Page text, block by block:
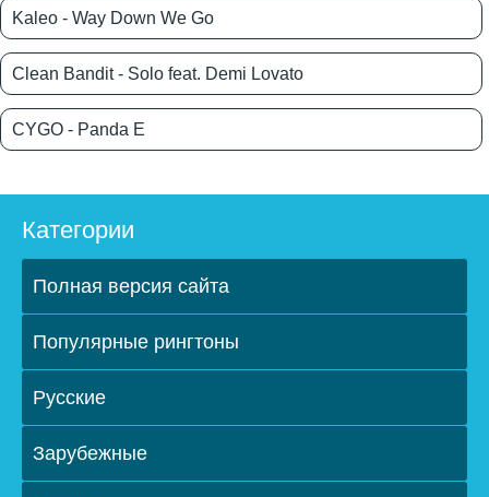
Kaleo - Way Down We Go
Clean Bandit - Solo feat. Demi Lovato
CYGO - Panda E
Категории
Полная версия сайта
Популярные рингтоны
Русские
Зарубежные